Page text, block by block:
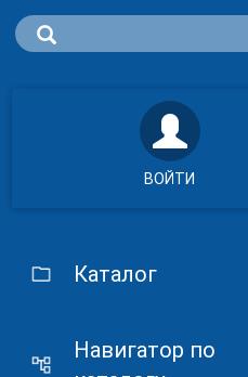
ВОЙТИ
Каталог
Навигатор по